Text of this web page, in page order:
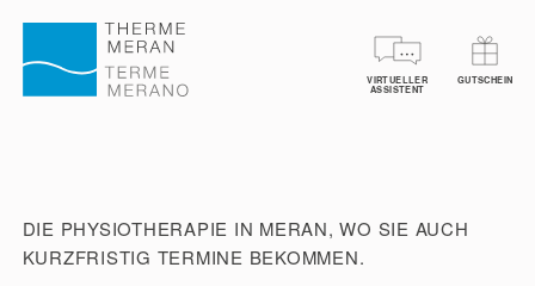
VIRTUELLER
ASSISTENT
GUTSCHEIN
TICKETS RESERVIEREN GUTSCHEINE
DIE PHYSIOTHERAPIE IN MERAN, WO SIE AUCH
KURZFRISTIG TERMINE BEKOMMEN.